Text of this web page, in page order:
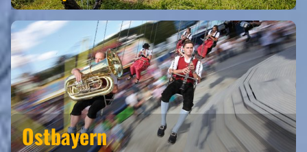
Ostbayern